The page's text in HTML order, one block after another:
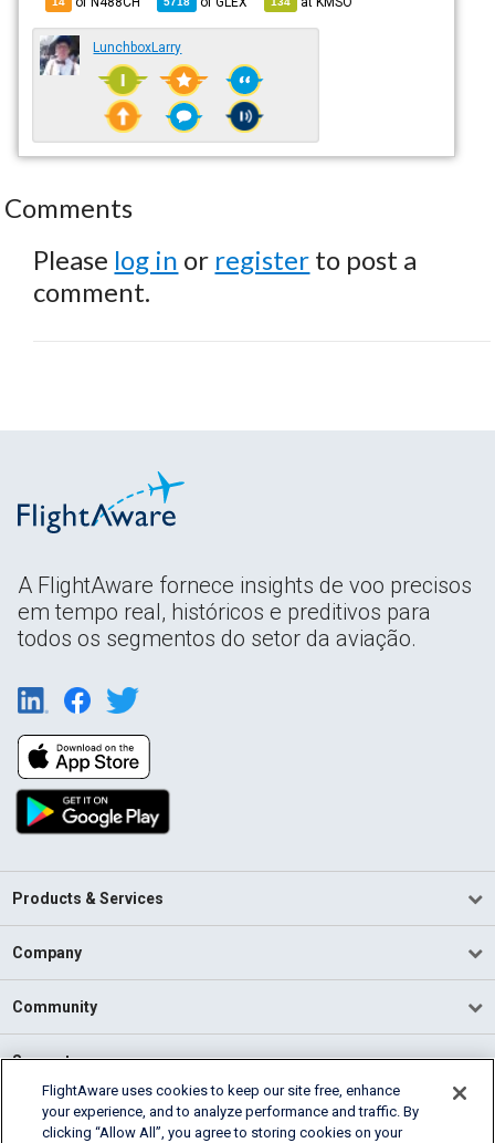
LunchboxLarry
Comments
Please log in or register to post a
comment.
A FlightAware fornece insights de voo precisos
em tempo real, históricos e preditivos para
todos os segmentos do setor da aviação.
Products & Services
Company
Community
Support
English (USA)
2026 FlightAware
FlightAware uses cookies to keep our site free, enhance
your experience, and to analyze performance and traffic. By
clicking “Allow All”, you agree to storing cookies on your